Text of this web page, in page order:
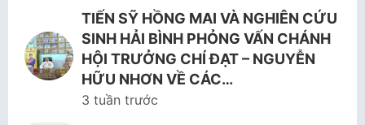
TIẾN SỸ HỒNG MAI VÀ NGHIÊN CỨU
SINH HẢI BÌNH PHỎNG VẤN CHÁNH
HỘI TRƯỞNG CHÍ ĐẠT – NGUYỄN
HỮU NHƠN VỀ CÁC…
3 tuần trước